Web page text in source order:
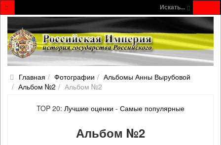
Искать...
Главная Фотографии
Альбомы Анны Вырубовой
Альбом №2
Альбом №2
TOP 20: Лучшие оценки - Самые популярные
Альбом №2